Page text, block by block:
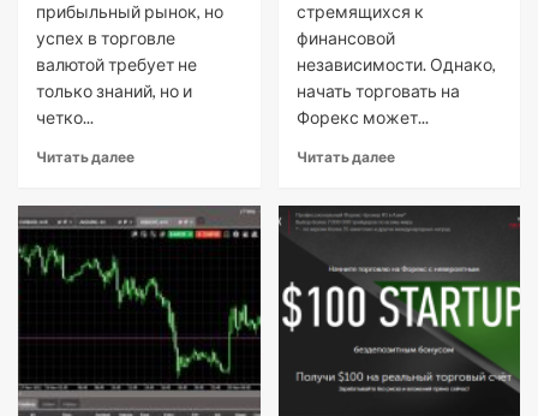
прибыльный рынок, но
успех в торговле
валютой требует не
только знаний, но и
четко...
Читать далее
стремящихся к
финансовой
независимости. Однако,
начать торговать на
Форекс может...
Читать далее